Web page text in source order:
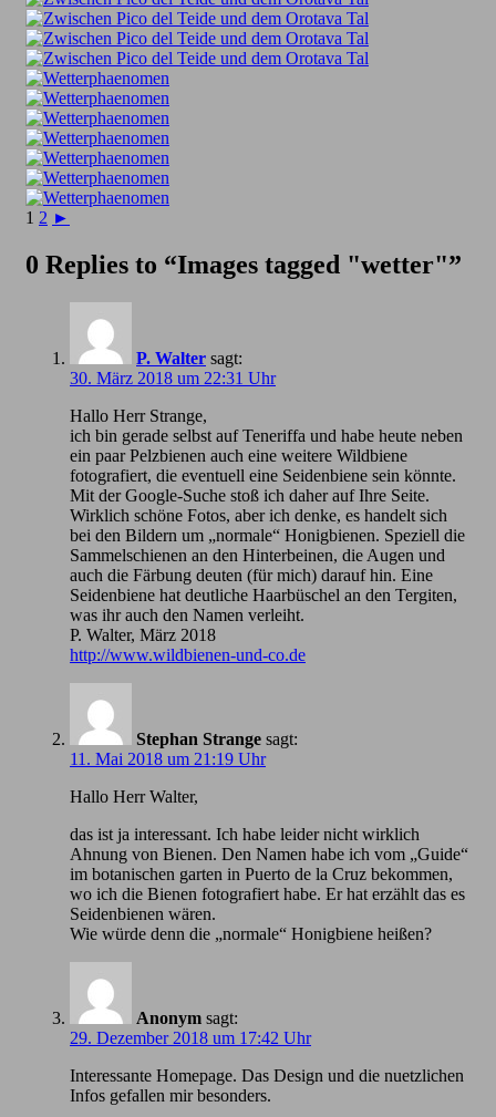
1 2 ►
0 Replies to “Images tagged "wetter"”
P. Walter sagt:
30. März 2018 um 22:31 Uhr
Hallo Herr Strange,
ich bin gerade selbst auf Teneriffa und habe heute neben
ein paar Pelzbienen auch eine weitere Wildbiene
fotografiert, die eventuell eine Seidenbiene sein könnte.
Mit der Google-Suche stoß ich daher auf Ihre Seite.
Wirklich schöne Fotos, aber ich denke, es handelt sich
bei den Bildern um „normale“ Honigbienen. Speziell die
Sammelschienen an den Hinterbeinen, die Augen und
auch die Färbung deuten (für mich) darauf hin. Eine
Seidenbiene hat deutliche Haarbüschel an den Tergiten,
was ihr auch den Namen verleiht.
P. Walter, März 2018
http://www.wildbienen-und-co.de
Stephan Strange sagt:
11. Mai 2018 um 21:19 Uhr
Hallo Herr Walter,
das ist ja interessant. Ich habe leider nicht wirklich
Ahnung von Bienen. Den Namen habe ich vom „Guide“
im botanischen garten in Puerto de la Cruz bekommen,
wo ich die Bienen fotografiert habe. Er hat erzählt das es
Seidenbienen wären.
Wie würde denn die „normale“ Honigbiene heißen?
Anonym sagt:
29. Dezember 2018 um 17:42 Uhr
Іnteressante Homepage. Das Design und die nuetzlichen
Infos gefallen mir besonders.